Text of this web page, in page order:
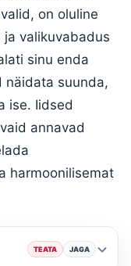
on oluline
valikuvabadus
sinu enda
näidata suunda,
ise. Iidsed
annavad
harmoonilisemat
TEATA JAGA